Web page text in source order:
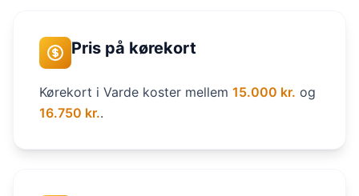
Pris på kørekort
Kørekort i Varde koster mellem 15.000 kr. og
16.750 kr..